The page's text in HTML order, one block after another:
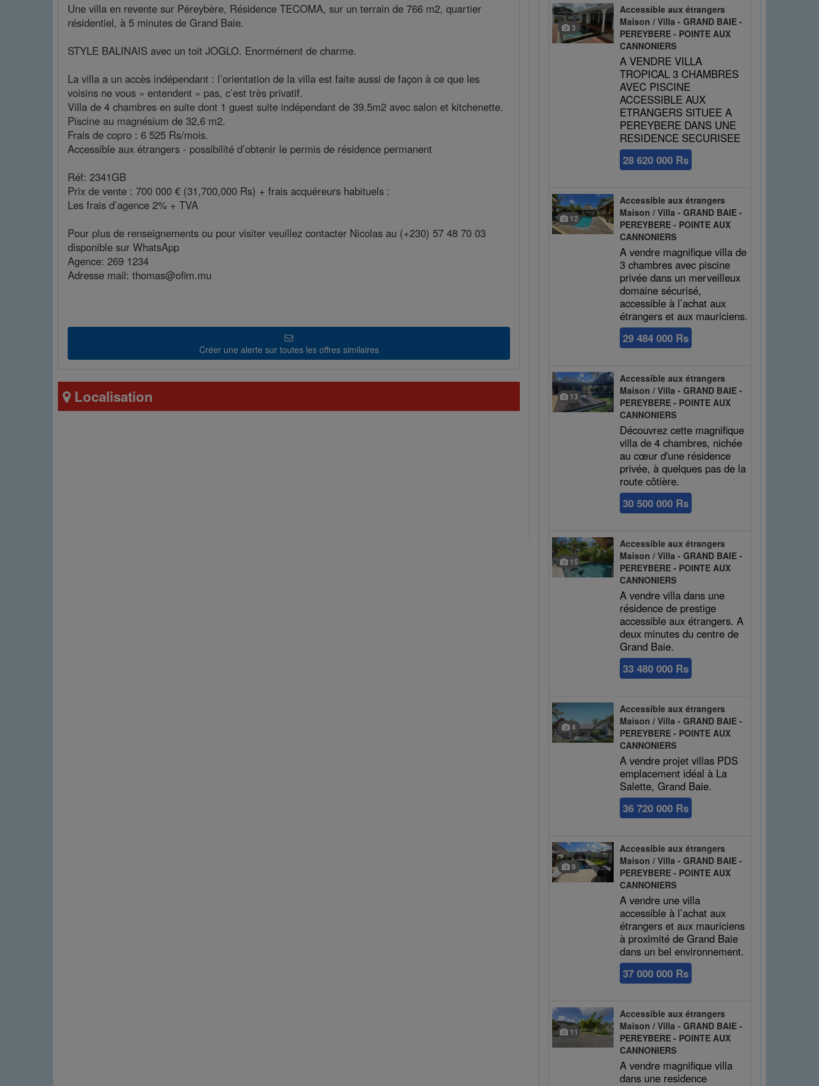
Une villa en revente sur Péreybère, Résidence TECOMA, sur un terrain de 766 m2, quartier
résidentiel, à 5 minutes de Grand Baie.
STYLE BALINAIS avec un toit JOGLO. Enormément de charme.
La villa a un accès indépendant : l’orientation de la villa est faite aussi de façon à ce que les
voisins ne vous « entendent » pas, c’est très privatif.
Villa de 4 chambres en suite dont 1 guest suite indépendant de 39.5m2 avec salon et kitchenette.
Piscine au magnésium de 32,6 m2.
Frais de copro : 6 525 Rs/mois.
Accessible aux étrangers - possibilité d’obtenir le permis de résidence permanent
Réf: 2341GB
Prix de vente : 700 000 € (31,700,000 Rs) + frais acquéreurs habituels :
Les frais d’agence 2% + TVA
Pour plus de renseignements ou pour visiter veuillez contacter Nicolas au (+230) 57 48 70 03
disponible sur WhatsApp
Agence: 269 1234
Adresse mail: thomas@ofim.mu
Créer une alerte sur toutes les offres similaires
Localisation
3
Accessible aux étrangers
Maison / Villa - GRAND BAIE -
PEREYBERE - POINTE AUX
CANNONIERS
A VENDRE VILLA
TROPICAL 3 CHAMBRES
AVEC PISCINE
ACCESSIBLE AUX
ETRANGERS SITUEE A
PEREYBERE DANS UNE
RESIDENCE SECURISEE
28 620 000 Rs
12
Accessible aux étrangers
Maison / Villa - GRAND BAIE -
PEREYBERE - POINTE AUX
CANNONIERS
A vendre magnifique villa de
3 chambres avec piscine
privée dans un merveilleux
domaine sécurisé,
accessible à l’achat aux
étrangers et aux mauriciens.
29 484 000 Rs
13
Accessible aux étrangers
Maison / Villa - GRAND BAIE -
PEREYBERE - POINTE AUX
CANNONIERS
Découvrez cette magnifique
villa de 4 chambres, nichée
au cœur d'une résidence
privée, à quelques pas de la
route côtière.
30 500 000 Rs
15
Accessible aux étrangers
Maison / Villa - GRAND BAIE -
PEREYBERE - POINTE AUX
CANNONIERS
A vendre villa dans une
résidence de prestige
accessible aux étrangers. A
deux minutes du centre de
Grand Baie.
33 480 000 Rs
4
Accessible aux étrangers
Maison / Villa - GRAND BAIE -
PEREYBERE - POINTE AUX
CANNONIERS
A vendre projet villas PDS
emplacement idéal à La
Salette, Grand Baie.
36 720 000 Rs
9
Accessible aux étrangers
Maison / Villa - GRAND BAIE -
PEREYBERE - POINTE AUX
CANNONIERS
A vendre une villa
accessible à l’achat aux
étrangers et aux mauriciens
à proximité de Grand Baie
dans un bel environnement.
37 000 000 Rs
11
Accessible aux étrangers
Maison / Villa - GRAND BAIE -
PEREYBERE - POINTE AUX
CANNONIERS
A vendre magnifique villa
dans une residence